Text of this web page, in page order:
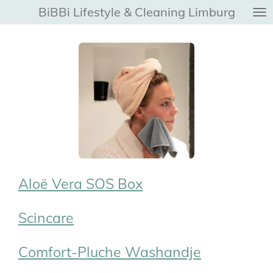
direct
BiBBi Lifestyle & Cleaning Limburg
Aloë Vera SOS Box
Scincare
Comfort-Pluche Washandje